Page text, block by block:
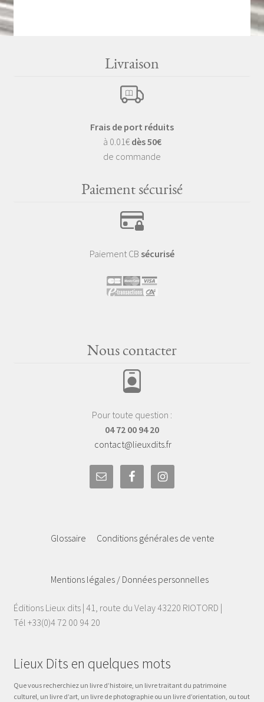
Livraison
Frais de port réduits
à 0.01€ dès 50€
de commande
Paiement sécurisé
Paiement CB sécurisé
Nous contacter
Pour toute question :
04 72 00 94 20
contact@lieuxdits.fr
Glossaire Conditions générales de vente
Mentions légales / Données personnelles
Éditions Lieux dits | 41, route du Velay 43220 RIOTORD |
Tél +33(0)4 72 00 94 20
Lieux Dits en quelques mots
Que vous recherchiez un livre d’histoire, un livre traitant du patrimoine
culturel, un livre d’art, un livre de photographie ou un livre d’orientation, ou tout